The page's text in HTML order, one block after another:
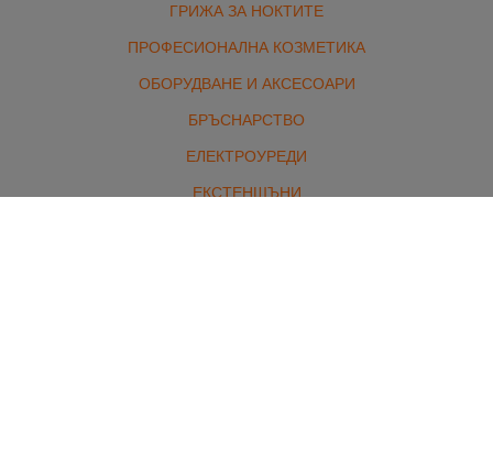
ГРИЖА ЗА НОКТИТЕ
ПРОФЕСИОНАЛНА КОЗМЕТИКА
ОБОРУДВАНЕ И АКСЕСОАРИ
БРЪСНАРСТВО
ЕЛЕКТРОУРЕДИ
ЕКСТЕНШЪНИ